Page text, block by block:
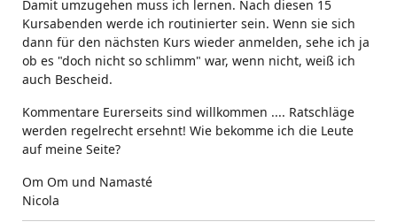
Damit umzugehen muss ich lernen. Nach diesen 15
Kursabenden werde ich routinierter sein. Wenn sie sich
dann für den nächsten Kurs wieder anmelden, sehe ich ja
ob es "doch nicht so schlimm" war, wenn nicht, weiß ich
auch Bescheid.
Kommentare Eurerseits sind willkommen .... Ratschläge
werden regelrecht ersehnt! Wie bekomme ich die Leute
auf meine Seite?
Om Om und Namasté
Nicola